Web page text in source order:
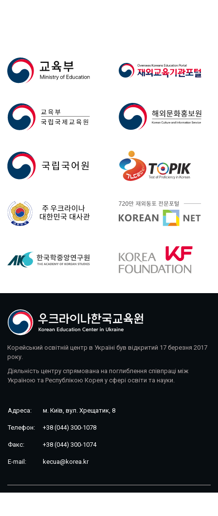
Корейський освітній центр в Україні був відкритий 17 березня 2017
року.
Діяльність центру спрямована на поглиблення співпраці між
Україною та Республікою Корея у сфері освіти та науки.
Адреса: м. Київ, вул. Хрещатик, 8
Телефон: +38 (044) 300-1078
Факс: +38 (044) 300-1074
E-mail: kecua@korea.kr